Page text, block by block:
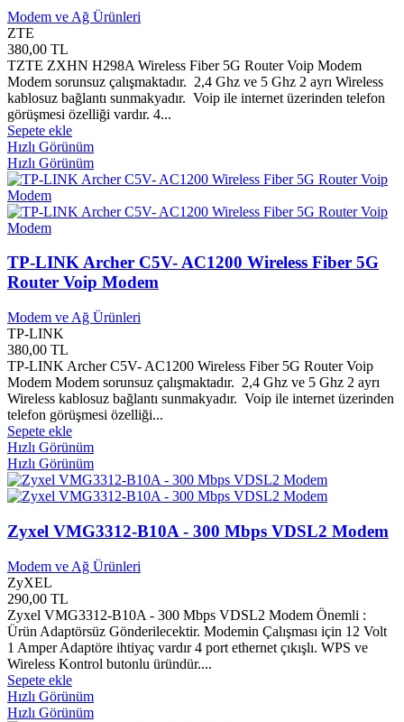
Altaylı Yayınları
Alter Yayınları
Altıkırkbeş Yayınları 0
Altın Bilek Yayınları 0
Altın Kitap Yayınları
Altın Kitaplar Yayınları
Altın Nokta Yayınları
Altınpost Yayınları
Amasya Belediyesi Kültür Yayınları 0
Amasya Valiliği Kültür Yayınları 0
AMD 0
Anadol Yayınları 0
Anadolu Ajansı Yayınları
Anadolu Sanat Yayınları
Angora Yayınları
Anı Yayınları 0
Anıl Yayınları 0
Ankara Barosu 0
Ankara Büyükşehir Belediyesi
Ankara Sanayii Odası
Ankara Ticaret Odası
Ankara Üniversitesi Yayınları 0
Anlam Yayınları 0
Ansiklopedi Yayınları 0
Antik Şark Klasikleri
Antika Ürünler
Apollon Yayınları 0
Apple 0
April Yayınları 0
Aprilla
Apsis Yayınları
Arabat Yayınları
Modem ve Ağ Ürünleri
ZTE
380,00 TL
TZTE ZXHN H298A Wireless Fiber 5G Router Voip Modem
Modem sorunsuz çalışmaktadır. 2,4 Ghz ve 5 Ghz 2 ayrı Wireless
kablosuz bağlantı sunmakyadır. Voip ile internet üzerinden telefon
görüşmesi özelliği vardır. 4...
Sepete ekle
Hızlı Görünüm
Hızlı Görünüm
TP-LINK Archer C5V- AC1200 Wireless Fiber 5G
Router Voip Modem
Modem ve Ağ Ürünleri
TP-LINK
380,00 TL
TP-LINK Archer C5V- AC1200 Wireless Fiber 5G Router Voip
Modem Modem sorunsuz çalışmaktadır. 2,4 Ghz ve 5 Ghz 2 ayrı
Wireless kablosuz bağlantı sunmakyadır. Voip ile internet üzerinden
telefon görüşmesi özelliği...
Sepete ekle
Hızlı Görünüm
Hızlı Görünüm
Zyxel VMG3312-B10A - 300 Mbps VDSL2 Modem
Modem ve Ağ Ürünleri
ZyXEL
290,00 TL
Zyxel VMG3312-B10A - 300 Mbps VDSL2 Modem Önemli :
Ürün Adaptörsüz Gönderilecektir. Modemin Çalışması için 12 Volt
1 Amper Adaptöre ihtiyaç vardır 4 port ethernet çıkışlı. WPS ve
Wireless Kontrol butonlu üründür....
Sepete ekle
Hızlı Görünüm
Hızlı Görünüm